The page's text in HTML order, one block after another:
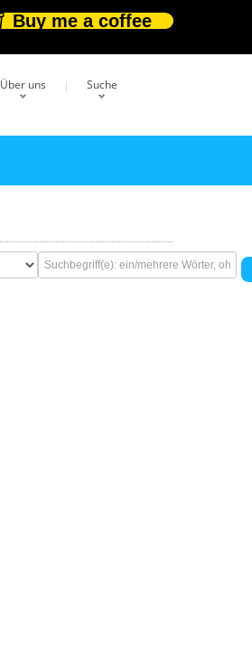
Buy me a coffee
Über uns Suche